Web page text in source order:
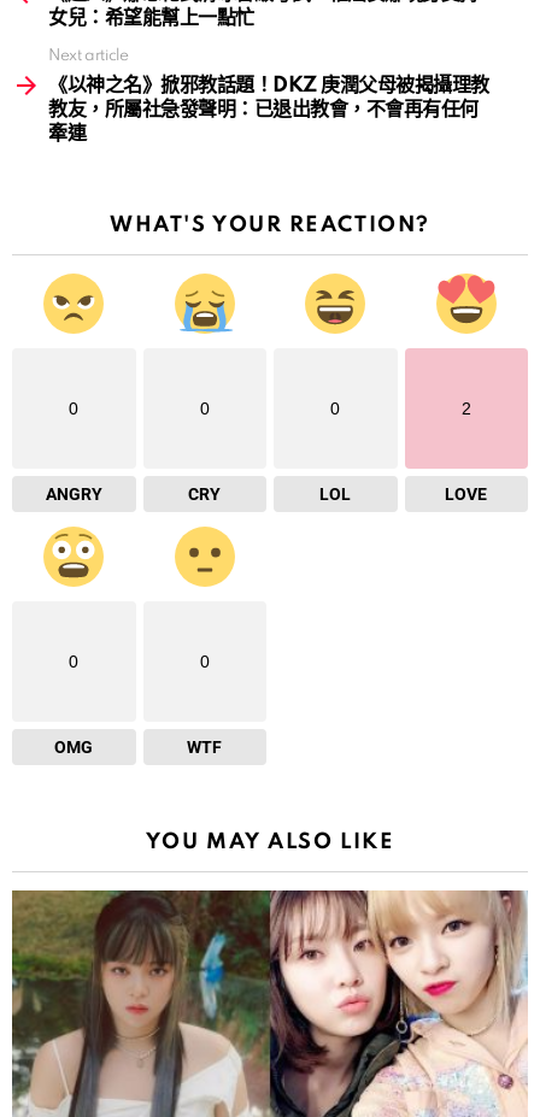
女兒：希望能幫上一點忙
Next article
《以神之名》掀邪教話題！DKZ 庚潤父母被揭攝理教
教友，所屬社急發聲明：已退出教會，不會再有任何
牽連
WHAT'S YOUR REACTION?
0
ANGRY
0
CRY
0
LOL
2
LOVE
0
OMG
0
WTF
YOU MAY ALSO LIKE